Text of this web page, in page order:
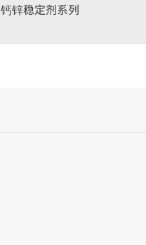
钙锌稳定剂系列